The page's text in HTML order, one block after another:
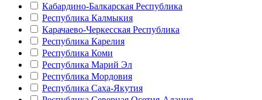
Кабардино-Балкарская Республика
Республика Калмыкия
Карачаево-Черкесская Республика
Республика Карелия
Республика Коми
Республика Марий Эл
Республика Мордовия
Республика Саха-Якутия